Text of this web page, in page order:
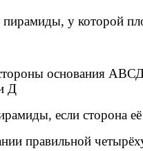
у которой
основания
Д
если сторона
правильной